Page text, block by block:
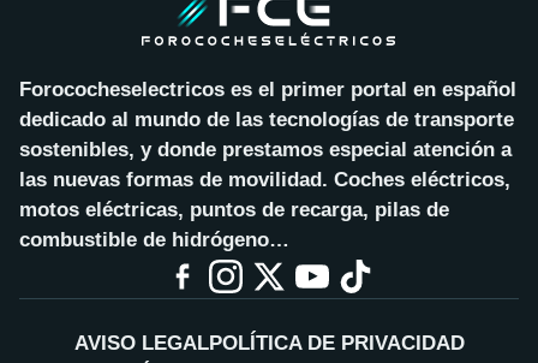
Forococheselectricos es el primer portal en español
dedicado al mundo de las tecnologías de transporte
sostenibles, y donde prestamos especial atención a
las nuevas formas de movilidad. Coches eléctricos,
motos eléctricas, puntos de recarga, pilas de
combustible de hidrógeno…
AVISO LEGALPOLÍTICA DE PRIVACIDAD